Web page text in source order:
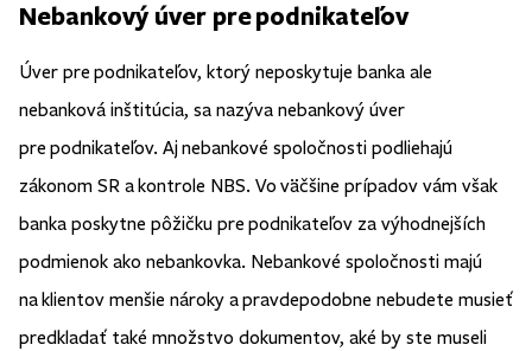
Nebankový úver pre podnikateľov
Úver pre podnikateľov, ktorý neposkytuje banka ale
nebanková inštitúcia, sa nazýva nebankový úver
pre podnikateľov. Aj nebankové spoločnosti podliehajú
zákonom SR a kontrole NBS. Vo väčšine prípadov vám však
banka poskytne pôžičku pre podnikateľov za výhodnejších
podmienok ako nebankovka. Nebankové spoločnosti majú
na klientov menšie nároky a pravdepodobne nebudete musieť
predkladať také množstvo dokumentov, aké by ste museli